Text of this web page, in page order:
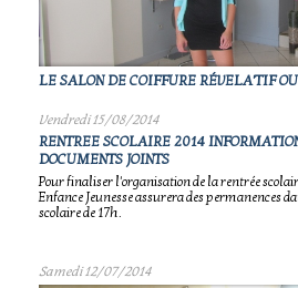
LE SALON DE COIFFURE RÉVELA'TIF
Vendredi 15/08/2014
RENTREE SCOLAIRE 2014
DOCUMENTS JOINTS
Pour finaliser l'organisation de la rentrée
Enfance Jeunesse assurera des permanences
scolaire de 17h.
Samedi 12/07/2014